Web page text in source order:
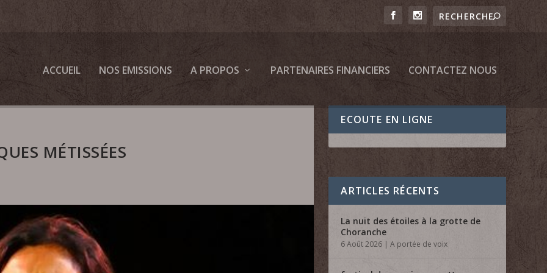
ACCUEIL NOS EMISSIONS A PROPOS PARTENAIRES FINANCIERS CONTACTEZ NOUS
MÉTISSÉES
ECOUTE EN LIGNE
ARTICLES RÉCENTS
La nuit des étoiles à la grotte de
Choranche
6 Août 2026 |A portée de voix